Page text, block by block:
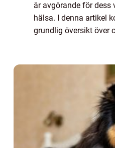
är avgörande för dess
hälsa. I denna artikel
grundlig översikt över